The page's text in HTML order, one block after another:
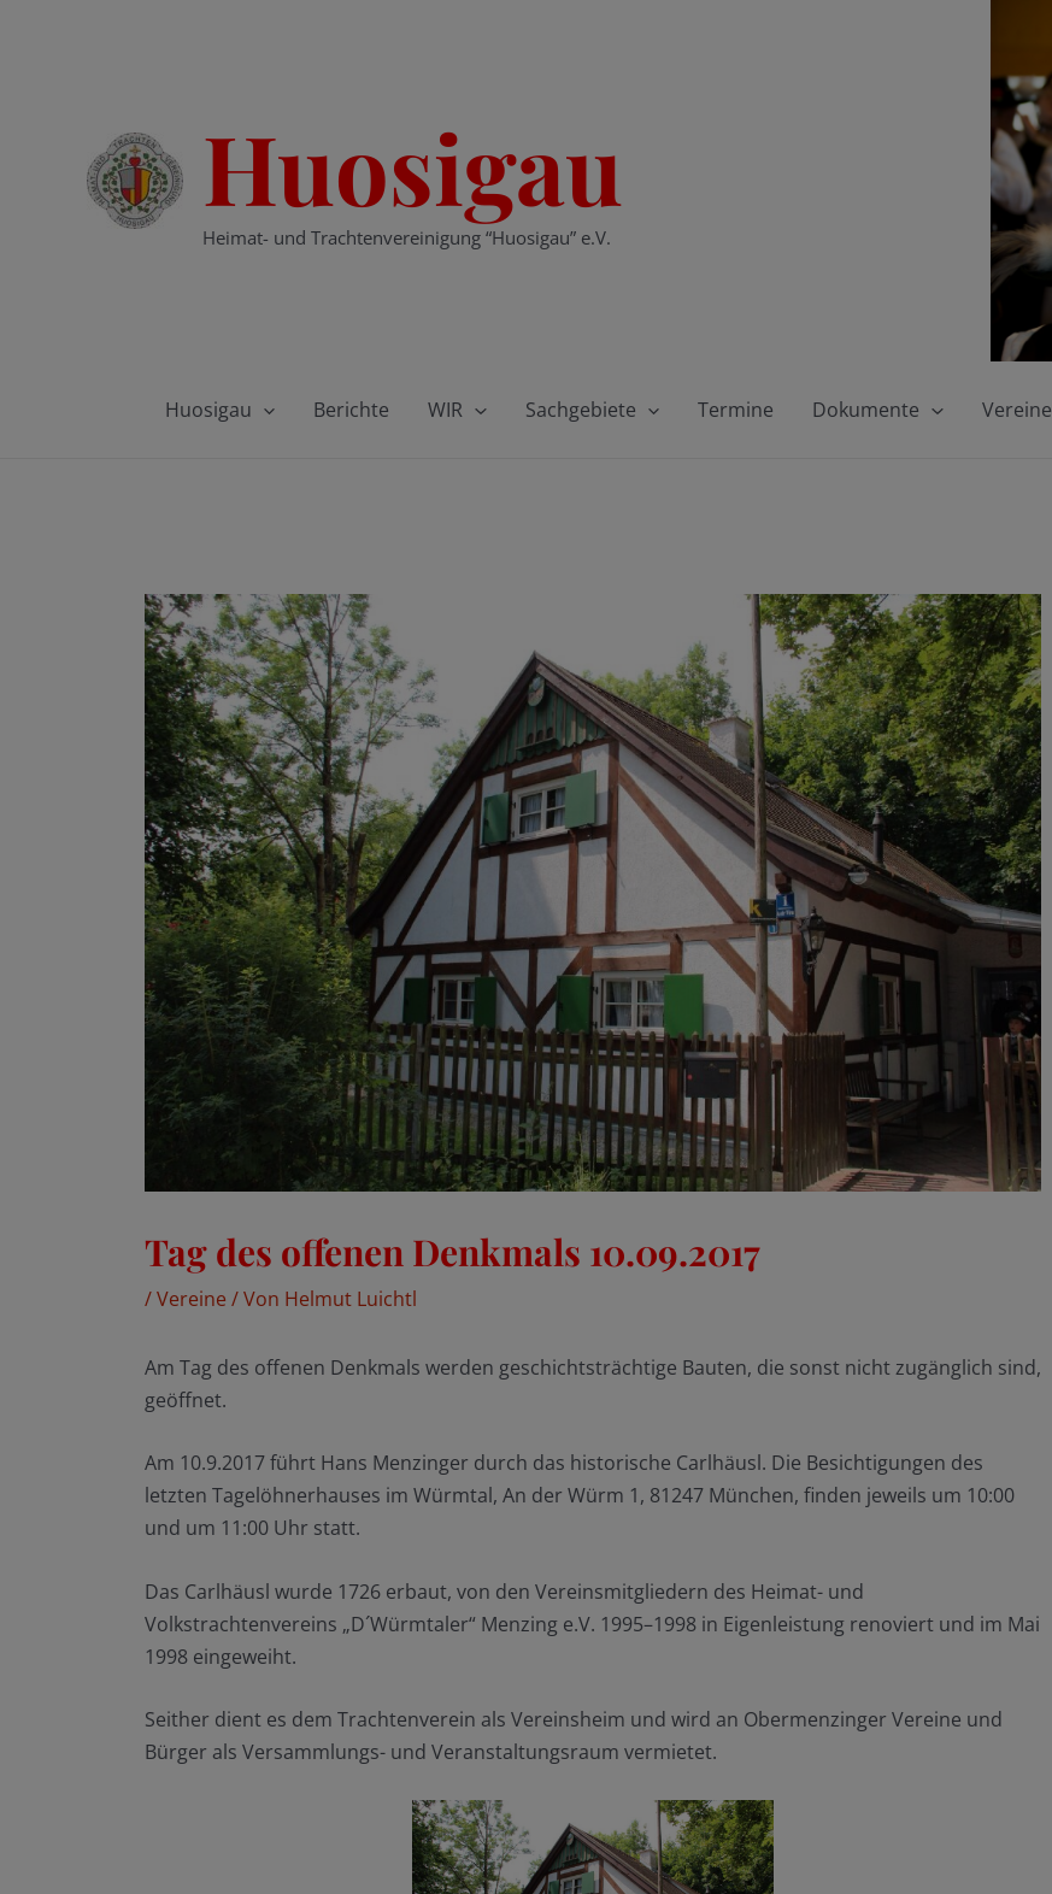
Huosigau
Heimat- und Trachtenvereinigung “Huosigau” e.V.
Huosigau Berichte WIR Sachgebiete Termine Dokumente Vereine
Tag des offenen Denkmals 10.09.2017
/Vereine / Von Helmut Luichtl
Am Tag des offenen Denkmals werden geschichtsträchtige Bauten, die sonst nicht zugänglich sind,
geöffnet.
Am 10.9.2017 führt Hans Menzinger durch das historische Carlhäusl. Die Besichtigungen des
letzten Tagelöhnerhauses im Würmtal, An der Würm 1, 81247 München, finden jeweils um 10:00
und um 11:00 Uhr statt.
Das Carlhäusl wurde 1726 erbaut, von den Vereinsmitgliedern des Heimat- und
Volkstrachtenvereins „D´Würmtaler“ Menzing e.V. 1995–1998 in Eigenleistung renoviert und im Mai
1998 eingeweiht.
Seither dient es dem Trachtenverein als Vereinsheim und wird an Obermenzinger Vereine und
Bürger als Versammlungs- und Veranstaltungsraum vermietet.